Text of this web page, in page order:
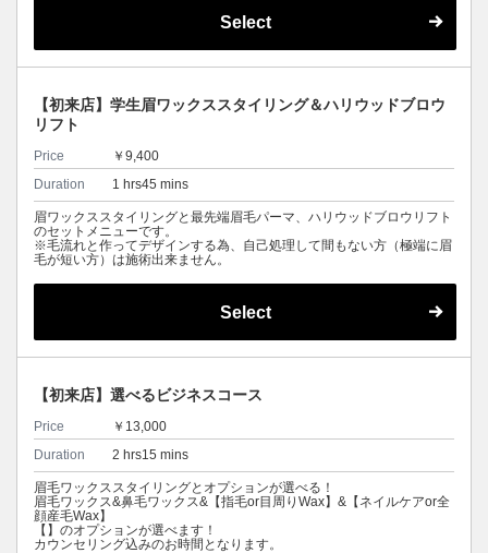
Select
【初来店】学生眉ワックススタイリング＆ハリウッドブロウ
リフト
Price
￥9,400
Duration
1 hrs45 mins
眉ワックススタイリングと最先端眉毛パーマ、ハリウッドブロウリフト
のセットメニューです。
※毛流れと作ってデザインする為、自己処理して間もない方（極端に眉
毛が短い方）は施術出来ません。
Select
【初来店】選べるビジネスコース
Price
￥13,000
Duration
2 hrs15 mins
眉毛ワックススタイリングとオプションが選べる！
眉毛ワックス&鼻毛ワックス&【指毛or目周りWax】&【ネイルケアor全
顔産毛Wax】
【】のオプションが選べます！
カウンセリング込みのお時間となります。